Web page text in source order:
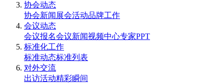
协会动态
协会新闻 展会活动品牌工作
会议动态
会议报名会议新闻视频中心专家PPT
标准化工作
标准动态标准列表
对外交流
出访活动精彩瞬间